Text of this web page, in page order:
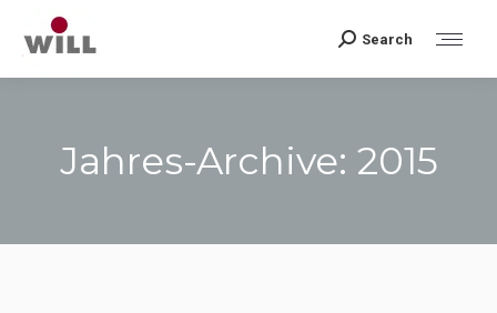
Search:
Search
Jahres-Archive: 2015